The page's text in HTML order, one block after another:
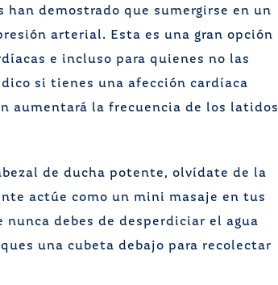
han demostrado que sumergirse en un
arterial. Esta es una gran opción
e incluso para quienes no las
si tienes una afección cardíaca
aumentará la frecuencia de los latidos
de ducha potente, olvídate de la
actúe como un mini masaje en tus
nunca debes de desperdiciar el agua
una cubeta debajo para recolectar